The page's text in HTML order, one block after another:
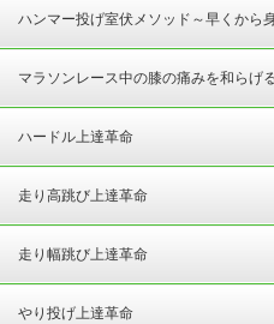
ハンマー投げ室伏メソッド～早くから
マラソンレース中の膝の痛みを和らげ
ハードル上達革命
走り高跳び上達革命
走り幅跳び上達革命
やり投げ上達革命